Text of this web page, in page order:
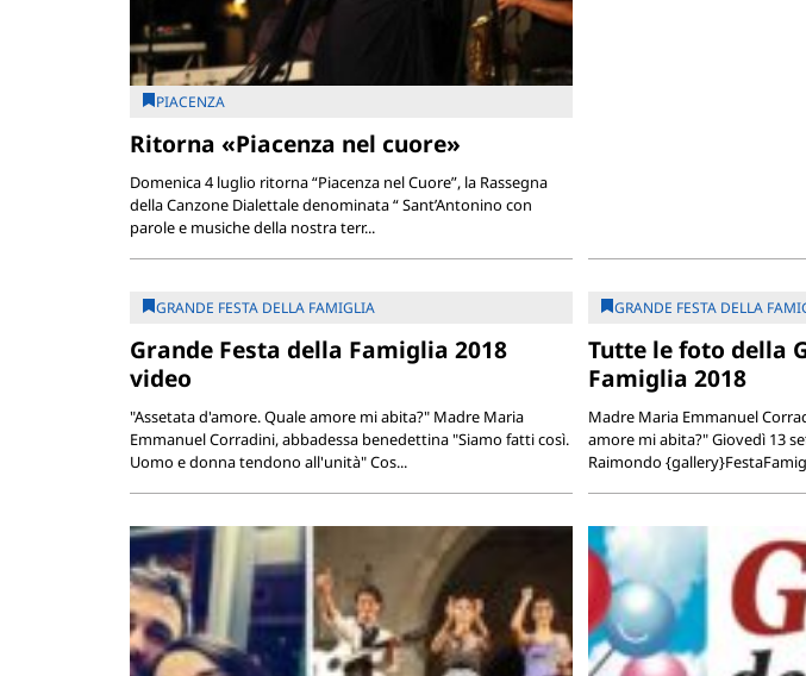
PIACENZA
Ritorna «Piacenza nel cuore»
Domenica 4 luglio ritorna “Piacenza nel Cuore”, la Rassegna
della Canzone Dialettale denominata “ Sant’Antonino con
parole e musiche della nostra terr...
GRANDE FESTA DELLA FAMIGLIA
Grande Festa della Famiglia 2018
video
"Assetata d'amore. Quale amore mi abita?" Madre Maria
Emmanuel Corradini, abbadessa benedettina "Siamo fatti così.
Uomo e donna tendono all'unità" Cos...
GRANDE FESTA DELLA
Tutte le foto della
Famiglia 2018
Madre Maria Emmanuel
amore mi abita?" Giovedì 13
Raimondo